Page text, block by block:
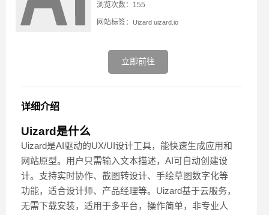
浏览次数：155
网站标签：Uizard uizard.io
立即前往
详细介绍
Uizard 是什么
Uizard是AI驱动的UX/UI设计工具，能快速生成应用和
网站原型。用户只需输入文本描述，AI可自动创建设
计。支持实时协作、截图转设计、手绘草图数字化等
功能，适合设计师、产品经理等。Uizard基于云服务，
无需下载安装，适用于多平台，操作简单，非专业人